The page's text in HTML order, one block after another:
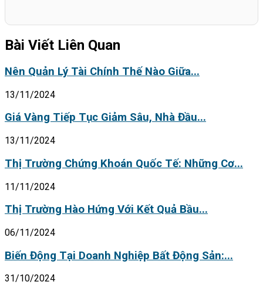
Bài Viết Liên Quan
Nên Quản Lý Tài Chính Thế Nào Giữa...
13/11/2024
Giá Vàng Tiếp Tục Giảm Sâu, Nhà Đầu...
13/11/2024
Thị Trường Chứng Khoán Quốc Tế: Những Cơ...
11/11/2024
Thị Trường Hào Hứng Với Kết Quả Bầu...
06/11/2024
Biến Động Tại Doanh Nghiệp Bất Động Sản:...
31/10/2024